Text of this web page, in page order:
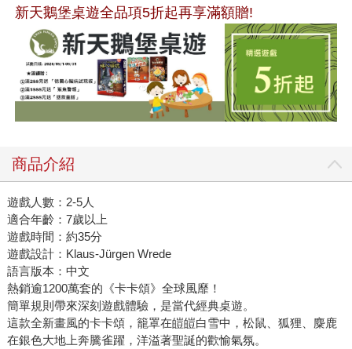
新天鵝堡桌遊全品項5折起再享滿額贈!
商品介紹
遊戲人數：2-5人
適合年齡：7歲以上
遊戲時間：約35分
遊戲設計：Klaus-Jürgen Wrede
語言版本：中文
熱銷逾1200萬套的《卡卡頌》全球風靡！
簡單規則帶來深刻遊戲體驗，是當代經典桌遊。
這款全新畫風的卡卡頌，籠罩在皚皚白雪中，松鼠、狐狸、麋鹿
在銀色大地上奔騰雀躍，洋溢著聖誕的歡愉氣氛。